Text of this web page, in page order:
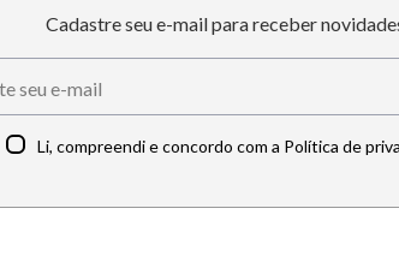
Cadastre seu e-mail para receber
Li, compreendi e concordo com a Política de